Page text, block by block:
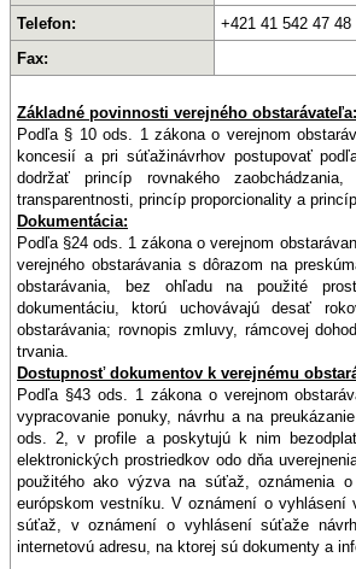
Telefon:
+421 41 542 47 48
Fax:
Základné povinnosti verejného obstarávateľa:
Podľa § 10 ods. 1 zákona o verejnom
koncesií a pri súťažinávrhov postupovať
dodržať princíp rovnakého zaobchádzania,
transparentnosti, princíp proporcionality a
Dokumentácia:
Podľa §24 ods. 1 zákona o verejnom
verejného obstarávania s dôrazom na
obstarávania, bez ohľadu na použité
dokumentáciu, ktorú uchovávajú desať
obstarávania; rovnopis zmluvy, rámcovej
trvania.
Dostupnosť dokumentov k verejnému
Podľa §43 ods. 1 zákona o verejnom
vypracovanie ponuky, návrhu a na
ods. 2, v profile a poskytujú k nim
elektronických prostriedkov odo dňa
použitého ako výzva na súťaž, oznámenia
európskom vestníku. V oznámení o vyhlásení
súťaž, v oznámení o vyhlásení súťaže
internetovú adresu, na ktorej sú dokumenty a